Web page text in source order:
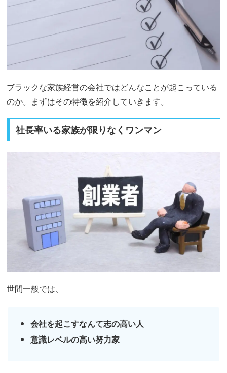
ブラックな家族経営の会社ではどんなことが起こっている
のか。まずはその特徴を紹介していきます。
社長率いる家族が限りなくワンマン
世間一般では、
会社を起こすなんて志の高い人
意識レベルの高い努力家